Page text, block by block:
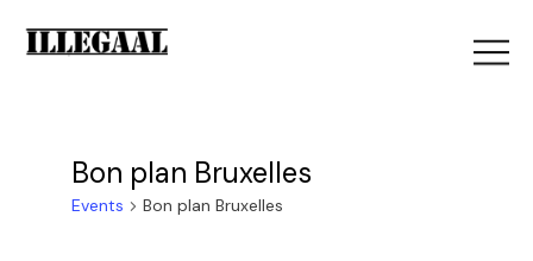
Bon plan Bruxelles
Events Bon plan Bruxelles